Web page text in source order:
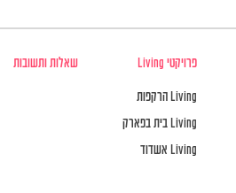
פרויקטי Living
Living הרקפות
Living בית בפארק
Living אשדוד
שאלות ותשובות